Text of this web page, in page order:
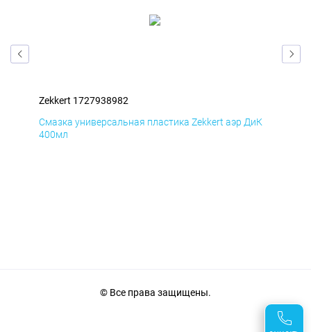
Zekkert 1727938982
Смазка универсальная пластика Zekkert аэр ДиК
400мл
© Все права защищены.